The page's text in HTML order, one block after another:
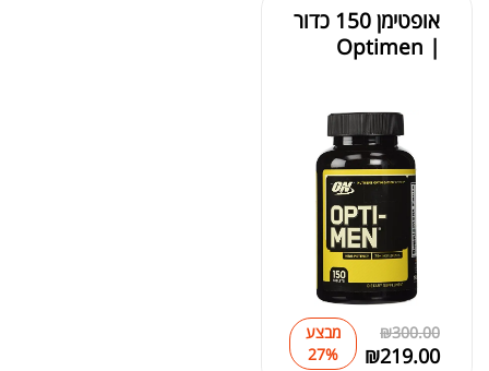
אופטימן 150 כדור
| Optimen
₪300.00
₪219.00
מבצע
27%